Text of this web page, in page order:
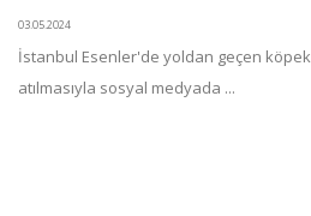
03.05.2024
İstanbul Esenler'de yoldan geçen
atılmasıyla sosyal medyada ...